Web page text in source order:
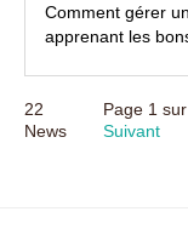
Comment gérer
apprenant les
22
News
Page 1 sur
Suivant